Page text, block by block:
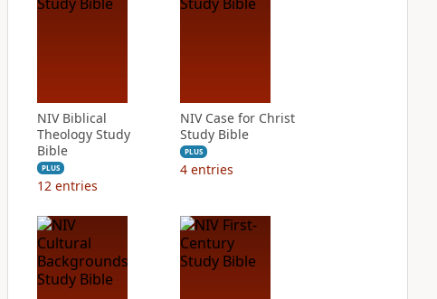
NIV Biblical
Theology Study
Bible
PLUS
12 entries
NIV Case for Christ
Study Bible
PLUS
4 entries